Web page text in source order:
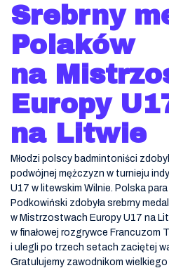
Srebrny
Polaków
na
Europy
na Litwie
Młodzi polscy badmintoniści
podwójnej mężczyzn w turnieju
U17 w litewskim Wilnie. Polska
Podkowiński zdobyła srebrny
w Mistrzostwach Europy U17 na
w finałowej rozgrywce Francuzom
i ulegli po trzech setach zaciętej
Gratulujemy zawodnikom